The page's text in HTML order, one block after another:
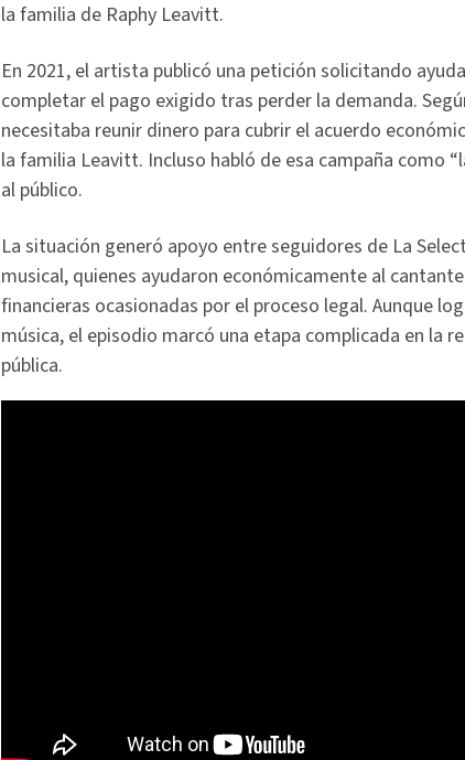
la familia de Raphy Leavitt.
En 2021, el artista publicó una petición solicitando
completar el pago exigido tras perder la demanda.
necesitaba reunir dinero para cubrir el acuerdo
la familia Leavitt. Incluso habló de esa campaña como
al público.
La situación generó apoyo entre seguidores de La
musical, quienes ayudaron económicamente al
financieras ocasionadas por el proceso legal. Aunque
música, el episodio marcó una etapa complicada en la
pública.